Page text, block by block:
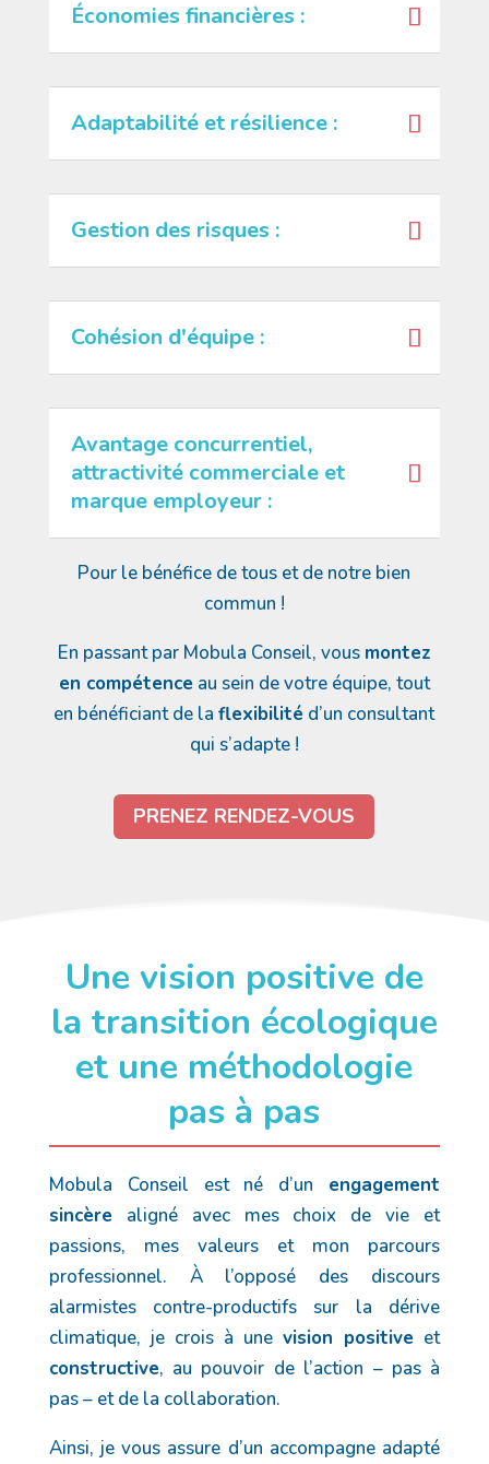
Économies financières :
Adaptabilité et résilience :
Gestion des risques :
Cohésion d'équipe :
Avantage concurrentiel,
attractivité commerciale et
marque employeur :
Pour le bénéfice de tous et de notre bien
commun !
En passant par Mobula Conseil, vous montez
en compétence au sein de votre équipe, tout
en bénéficiant de laflexibilité d’un consultant
qui s’adapte !
PRENEZ RENDEZ-VOUS
Une vision positive de
la transition écologique
et une méthodologie
pas à pas
Mobula Conseil est né d’un engagement
sincère aligné avec mes choix de vie et
passions, mes valeurs et mon parcours
professionnel. À l’opposé des discours
alarmistes contre-productifs sur la dérive
climatique, je crois à unevision positive et
constructive, au pouvoir de l’action – pas à
pas – et de la collaboration.
Ainsi, je vous assure d’un accompagne adapté